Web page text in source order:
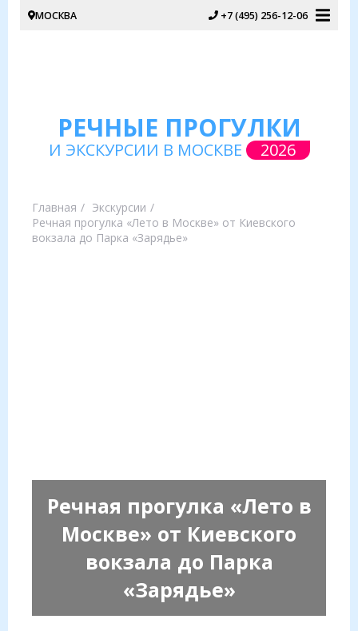
МОСКВА +7 (495) 256-12-06
РЕЧНЫЕ ПРОГУЛКИ
И ЭКСКУРСИИ В МОСКВЕ 2026
Главная
Экскурсии
Речная прогулка «Лето в Москве» от Киевского
вокзала до Парка «Зарядье»
Речная прогулка «Лето в
Москве» от Киевского
вокзала до Парка
«Зарядье»